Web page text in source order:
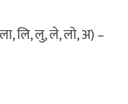
लि, लु, ले, लो, अ) –